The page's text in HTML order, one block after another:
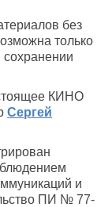
без
только
сохранении
КИНО
Сергей
и
ПИ № 77-